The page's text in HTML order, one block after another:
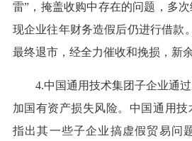
雷”，掩盖收购中存在的问题，多
现企业往年财务造假后仍进行借款
最终退市，经全力催收和挽损，新
4.中国通用技术集团子企业通
加国有资产损失风险。中国通用
指出其一些子企业搞虚假贸易问